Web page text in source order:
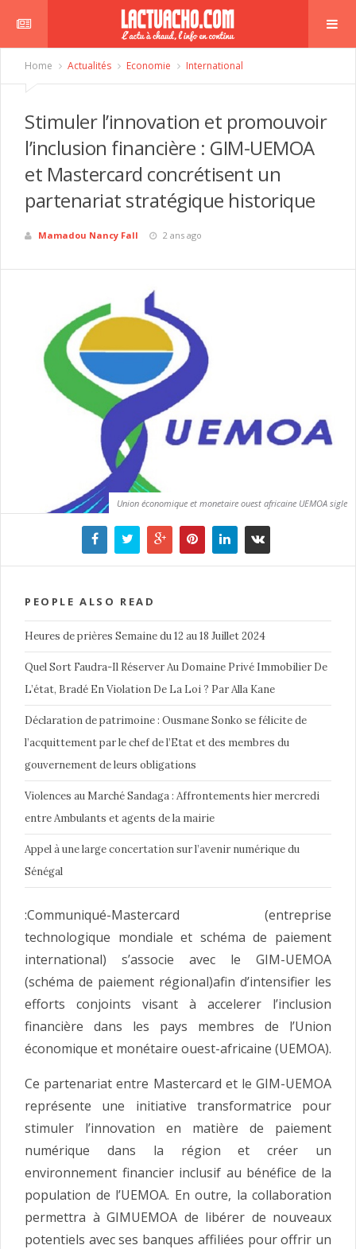
Home Actualités Economie International
Stimuler l’innovation et promouvoir
l’inclusion financière : GIM-UEMOA
et Mastercard concrétisent un
partenariat stratégique historique
Mamadou Nancy Fall 2 ans ago
Union économique et monetaire ouest africaine UEMOA sigle
PEOPLE ALSO READ
Heures de prières Semaine du 12 au 18 Juillet 2024
Quel Sort Faudra-Il Réserver Au Domaine Privé Immobilier De
L’état, Bradé En Violation De La Loi ? Par Alla Kane
Déclaration de patrimoine : Ousmane Sonko se félicite de
l’acquittement par le chef de l’Etat et des membres du
gouvernement de leurs obligations
Violences au Marché Sandaga : Affrontements hier mercredi
entre Ambulants et agents de la mairie
Appel à une large concertation sur l’avenir numérique du
Sénégal
:Communiqué-Mastercard (entreprise
technologique mondiale et schéma de paiement
international) s’associe avec le GIM-UEMOA
(schéma de paiement régional)afin d’intensifier les
efforts conjoints visant à accelerer l’inclusion
financière dans les pays membres de l’Union
économique et monétaire ouest-africaine (UEMOA).
Ce partenariat entre Mastercard et le GIM-UEMOA
représente une initiative transformatrice pour
stimuler l’innovation en matière de paiement
numérique dans la région et créer un
environnement financier inclusif au bénéfice de la
population de l’UEMOA. En outre, la collaboration
permettra à GIMUEMOA de libérer de nouveaux
potentiels avec ses banques affiliées pour offrir un